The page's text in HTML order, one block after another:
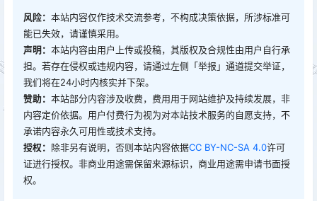
风险： 本站内容仅作技术交流参考，不构成决策依据，所涉标准可
能已失效，请谨慎采用。
声明： 本站内容由用户上传或投稿，其版权及合规性由用户自行承
担。若存在侵权或违规内容，请通过左侧「举报」通道提交举证，
我们将在24小时内核实并下架。
赞助： 本站部分内容涉及收费，费用用于网站维护及持续发展，非
内容定价依据。用户付费行为视为对本站技术服务的自愿支持，不
承诺内容永久可用性或技术支持。
授权： 除非另有说明，否则本站内容依据CC BY-NC-SA 4.0许可
证进行授权。非商业用途需保留来源标识，商业用途需申请书面授
权。